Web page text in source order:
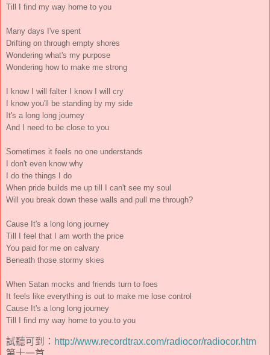
Till I find my way home to you
Many days I've spent
Drifting on through empty shores
Wondering what's my purpose
Wondering how to make me strong
I know I will falter I know I will cry
I know you'll be standing by my side
It's a long long journey
And I need to be close to you
Sometimes it feels no one understands
I don't even know why
I do the things I do
When pride builds me up till I can't see my soul
Will you break down these walls and pull me through?
Cause It's a long long journey
Till I feel that I am worth the price
You paid for me on calvary
Beneath those stormy skies
When Satan mocks and friends turn to foes
It feels like everything is out to make me lose control
Cause It's a long long journey
Till I find my way home to you.to you
試聽可到： http://www.recordtrax.com/radiocor/radiocor.htm